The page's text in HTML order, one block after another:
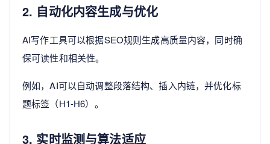
2. 自动化内容生成与优化
AI写作工具可以根据SEO规则生成高质量内容，同时确
保可读性和相关性。
例如，AI可以自动调整段落结构、插入内链，并优化标
题标签（H1-H6）。
3. 实时监测与算法适应